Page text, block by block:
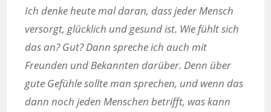
Ich denkeheutemal daran, dass jeder Mensch
versorgt, glücklich und gesund ist. Wie fühlt sich
das an? Gut? Dann spreche ich auch mit
Freunden und Bekannten darüber. Denn über
gute Gefühle sollte man sprechen, und wenn das
dann noch jeden Menschen betrifft, was kann